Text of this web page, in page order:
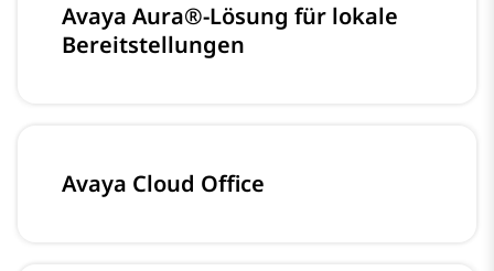
Avaya Aura®-Lösung für lokale
Bereitstellungen
Avaya Cloud Office